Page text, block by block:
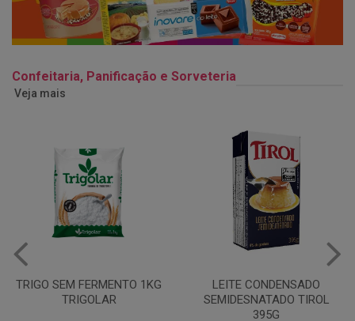
Confeitaria, Panificação e Sorveteria
Veja mais
LEITE CONDENSADO
SEMIDESNATADO TIROL
CHANTILINHO EM PO 400G
MIX